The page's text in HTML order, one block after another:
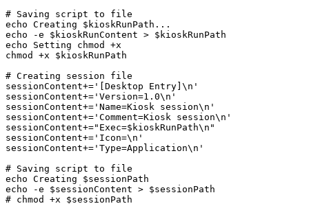
# Saving script to file
echo Creating $kioskRunPath...
echo -e $kioskRunContent > $kioskRunPath
echo Setting chmod +x
chmod +x $kioskRunPath
# Creating session file
sessionContent+='[Desktop Entry]\n'
sessionContent+='Version=1.0\n'
sessionContent+='Name=Kiosk session\n'
sessionContent+='Comment=Kiosk session\n'
sessionContent+="Exec=$kioskRunPath\n"
sessionContent+='Icon=\n'
sessionContent+='Type=Application\n'
# Saving script to file
echo Creating $sessionPath
echo -e $sessionContent > $sessionPath
# chmod +x $sessionPath